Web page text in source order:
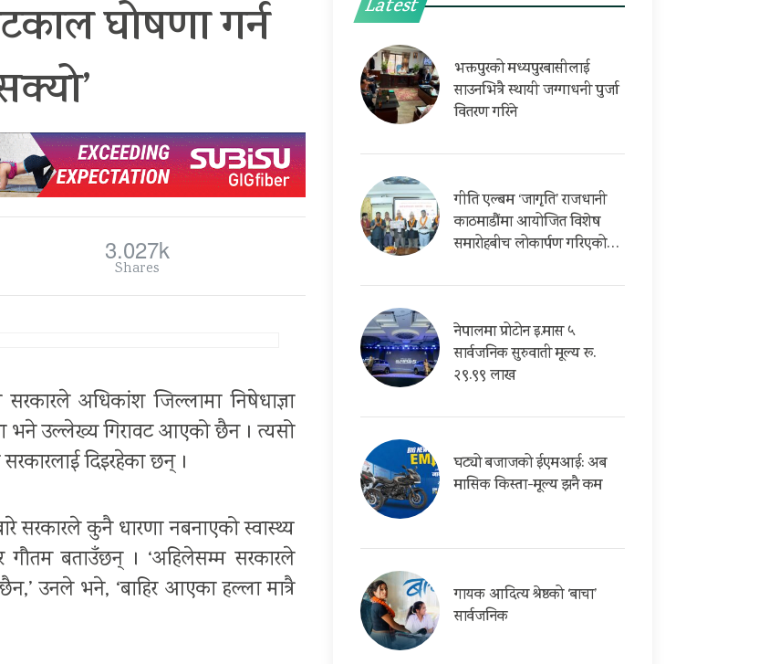
घोषणा गर्न
3.027k
Shares
सरकारले अधिकांश जिल्लामा निषेधाज्ञा
भने उल्लेख्य गिरावट आएको छैन । त्यसो
दिइरहेका छन् ।
सरकारले कुनै धारणा नबनाएको स्वास्थ्य
गौतम बताउँछन् । ‘अहिलेसम्म सरकारले
उनले भने, ‘बाहिर आएका हल्ला मात्रै
Latest
भक्तपुरको मध्यपुरबासीलाई
साउनभित्रै स्थायी जग्गाधनी पुर्जा
वितरण गरिने
गीति एल्बम ‘जागृति’ राजधानी
काठमाडौंमा आयोजित विशेष
समारोहबीच लोकार्पण गरिएको…
नेपालमा प्रोटोन इ.मास ५
सार्वजनिक सुरुवाती मूल्य रू.
२९.९९ लाख
घट्यो बजाजको ईएमआई: अब
मासिक किस्ता-मूल्य झनै कम
गायक आदित्य श्रेष्ठको ‘बाचा’
सार्वजनिक